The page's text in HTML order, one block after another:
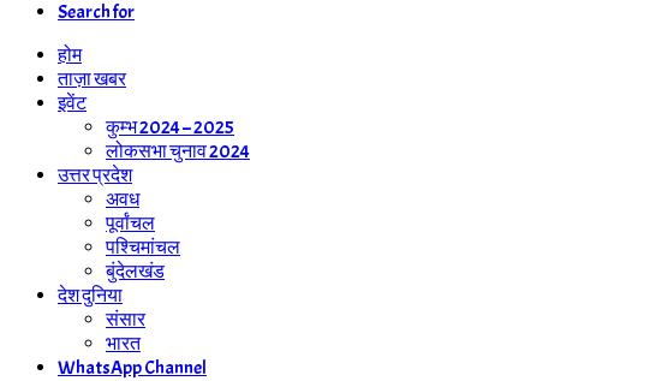
Search for
होम
ताज़ा खबर
इवेंट
कुम्भ 2024 – 2025
लोकसभा चुनाव 2024
उत्तर प्रदेश
अवध
पूर्वांचल
पश्चिमांचल
बुंदेलखंड
देश दुनिया
संसार
भारत
WhatsApp Channel